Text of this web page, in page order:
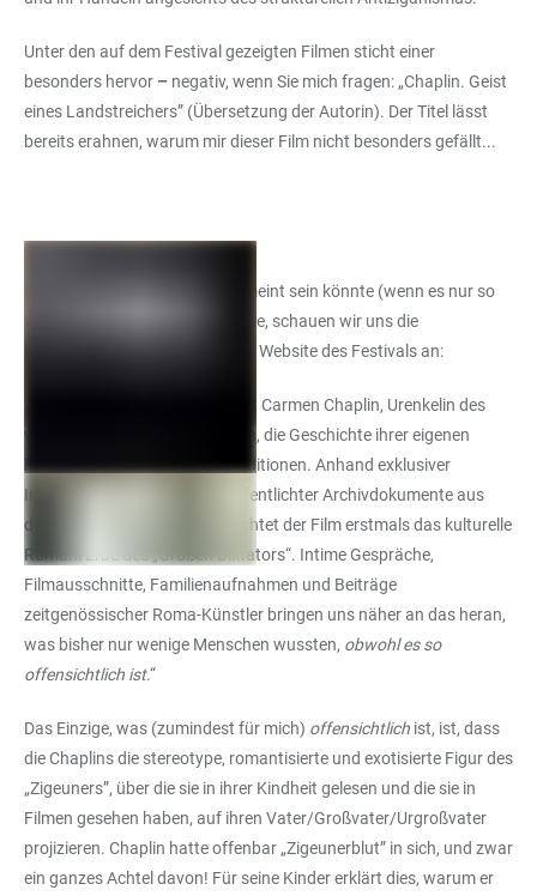
Unter den auf dem Festival gezeigten Filmen sticht einer
besonders hervor – negativ, wenn Sie mich fragen: „Chaplin. Geist
eines Landstreichers” (Übersetzung der Autorin). Der Titel lässt
bereits erahnen, warum mir dieser Film nicht besonders gefällt...
Da der Titel jedoch ironisch gemeint sein könnte (wenn es nur so
wäre!) oder Clickbait sein könnte, schauen wir uns die
Beschreibung des Films auf der Website des Festivals an:
„In ihrem Langfilmdebüt erzählt Carmen Chaplin, Urenkelin des
weltberühmten Charles Chaplin, die Geschichte ihrer eigenen
Familie, ihrer Herkunft und Traditionen. Anhand exklusiver
Interviews und bisher unveröffentlichter Archivdokumente aus
dem Nachlass Chaplins beleuchtet der Film erstmals das kulturelle
Romani Erbe des „Großen Diktators“. Intime Gespräche,
Filmausschnitte, Familienaufnahmen und Beiträge
zeitgenössischer Roma-Künstler bringen uns näher an das heran,
was bisher nur wenige Menschen wussten, obwohl es so
offensichtlich ist.“
Das Einzige, was (zumindest für mich) offensichtlich ist, ist, dass
die Chaplins die stereotype, romantisierte und exotisierte Figur des
„Zigeuners”, über die sie in ihrer Kindheit gelesen und die sie in
Filmen gesehen haben, auf ihren Vater/Großvater/Urgroßvater
projizieren. Chaplin hatte offenbar „Zigeunerblut” in sich, und zwar
ein ganzes Achtel davon! Für seine Kinder erklärt dies, warum er